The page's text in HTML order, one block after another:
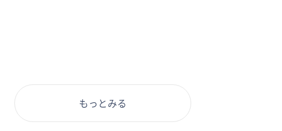
もっとみる